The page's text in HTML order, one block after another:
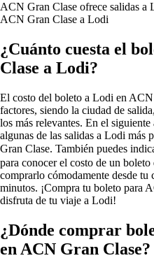
ACN Gran Clase ofrece salidas a
ACN Gran Clase a Lodi
¿Cuánto cuesta el
Clase a Lodi?
El costo del boleto a Lodi en
factores, siendo la ciudad de
los más relevantes. En el
algunas de las salidas a Lodi más
Gran Clase. También puedes
para conocer el costo de un
comprarlo cómodamente desde tu
minutos. ¡Compra tu boleto para
disfruta de tu viaje a Lodi!
¿Dónde comprar
en ACN Gran Clase?